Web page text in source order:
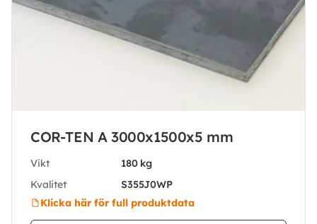
COR-TEN A 3000x1500x5 mm
Vikt
180 kg
Kvalitet
S355J0WP
Klicka här för full produktdata